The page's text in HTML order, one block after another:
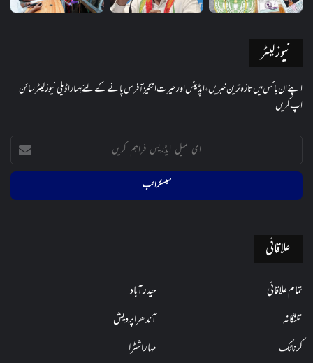
نیوز لیٹر
اپنے ان باکس میں تازہ ترین خبریں، اپڈیٹس اور حیرت انگیز آفرس پانے کے لئے ہمارا ڈیلی نیوز لیٹر سائن
اپ کریں
ایڈریس
کریں
علاقائی
تمام علاقائی
حیدرآباد
تلنگانہ
آندھراپردیش
کرناٹک
مہاراشٹرا